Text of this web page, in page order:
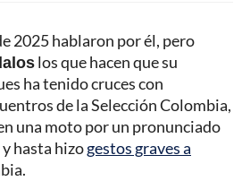
2025 hablaron por él, pero
los que hacen que su
ha tenido cruces con
de la Selección Colombia,
una moto por un pronunciado
hasta hizogestos graves a